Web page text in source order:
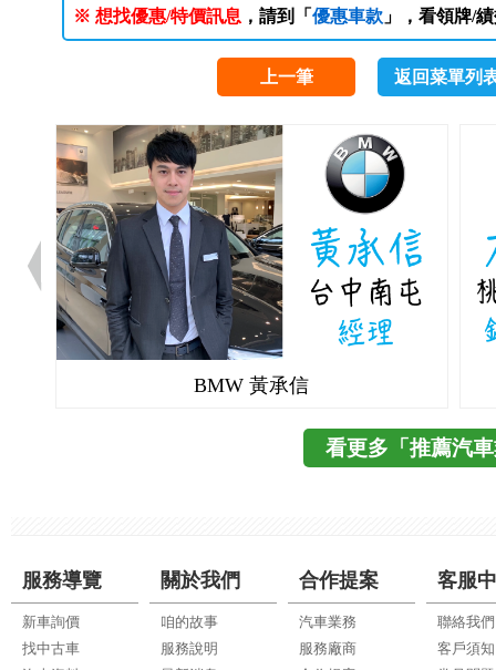
※ 想找優惠/特價訊息 ，請到「 優惠車款」，看領牌/
上一筆 返回菜單列
BMW 黃承信
看更多「推薦汽
服務導覽
新車詢價
找中古車
關於我們
咱的故事
服務說明
合作提案
汽車業務
服務廠商
客服
聯絡我們
客戶須知